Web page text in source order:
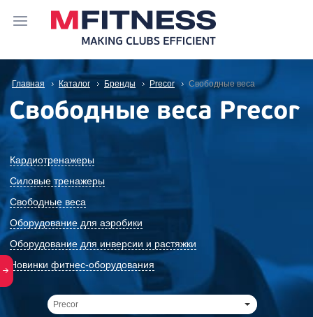
Главная Каталог Бренды Precor Свободные веса
Свободные веса Precor
Кардиотренажеры
Силовые тренажеры
Свободные веса
Оборудование для аэробики
Оборудование для инверсии и растяжки
Новинки фитнес-оборудования
Precor